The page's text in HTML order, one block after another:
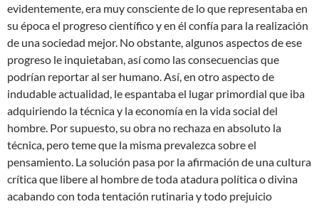
evidentemente, era muy consciente de lo que representaba en
su época el progreso científico y en él confía para la realización
de una sociedad mejor. No obstante, algunos aspectos de ese
progreso le inquietaban, así como las consecuencias que
podrían reportar al ser humano. Así, en otro aspecto de
indudable actualidad, le espantaba el lugar primordial que iba
adquiriendo la técnica y la economía en la vida social del
hombre. Por supuesto, su obra no rechaza en absoluto la
técnica, pero teme que la misma prevalezca sobre el
pensamiento. La solución pasa por la afirmación de una cultura
crítica que libere al hombre de toda atadura política o divina
acabando con toda tentación rutinaria y todo prejuicio